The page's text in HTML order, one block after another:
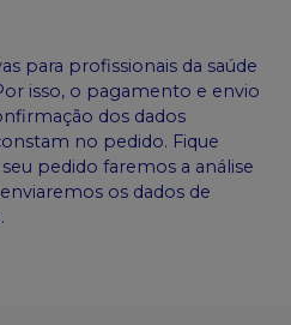
para profissionais da saúde
isso, o pagamento e envio
dos dados
no pedido. Fique
pedido faremos a análise
os dados de